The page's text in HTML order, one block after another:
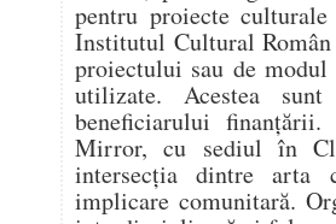
pentru proiecte
Institutul Cultural
proiectului sau de
utilizate. Acestea
beneficiarului
Mirror, cu sediul în
intersecția dintre arta
implicare comunitară.